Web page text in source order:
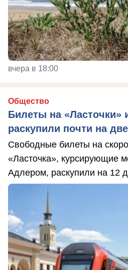
вчера в 18:00
Общество
Билеты на «Ласточки»
раскупили почти на
Свободные билеты на
«Ласточка», курсирующие
Адлером, раскупили на 12